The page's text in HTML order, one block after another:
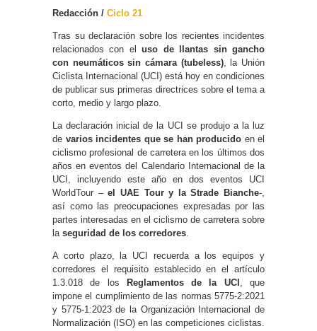
Redacción / Ciclo 21
Tras su declaración sobre los recientes incidentes
relacionados con eluso de llantas sin gancho
con neumáticos sin cámara (tubeless), la Unión
Ciclista Internacional (UCI) está hoy en condiciones
de publicar sus primeras directrices sobre el tema a
corto, medio y largo plazo.
La declaración inicial de la UCI se produjo a la luz
de varios incidentes que se han producido en el
ciclismo profesional de carretera en los últimos dos
años en eventos del Calendario Internacional de la
UCI, incluyendo este año en dos eventos UCI
WorldTour –el UAE Tour y la Strade Bianche-,
así como las preocupaciones expresadas por las
partes interesadas en el ciclismo de carretera sobre
la seguridad de los corredores.
A corto plazo, la UCI recuerda a los equipos y
corredores el requisito establecido en el artículo
1.3.018 de los
Reglamentos de la UCI , que
impone el cumplimiento de las normas 5775-2:2021
y 5775-1:2023 de la Organización Internacional de
Normalización (ISO) en las competiciones ciclistas.